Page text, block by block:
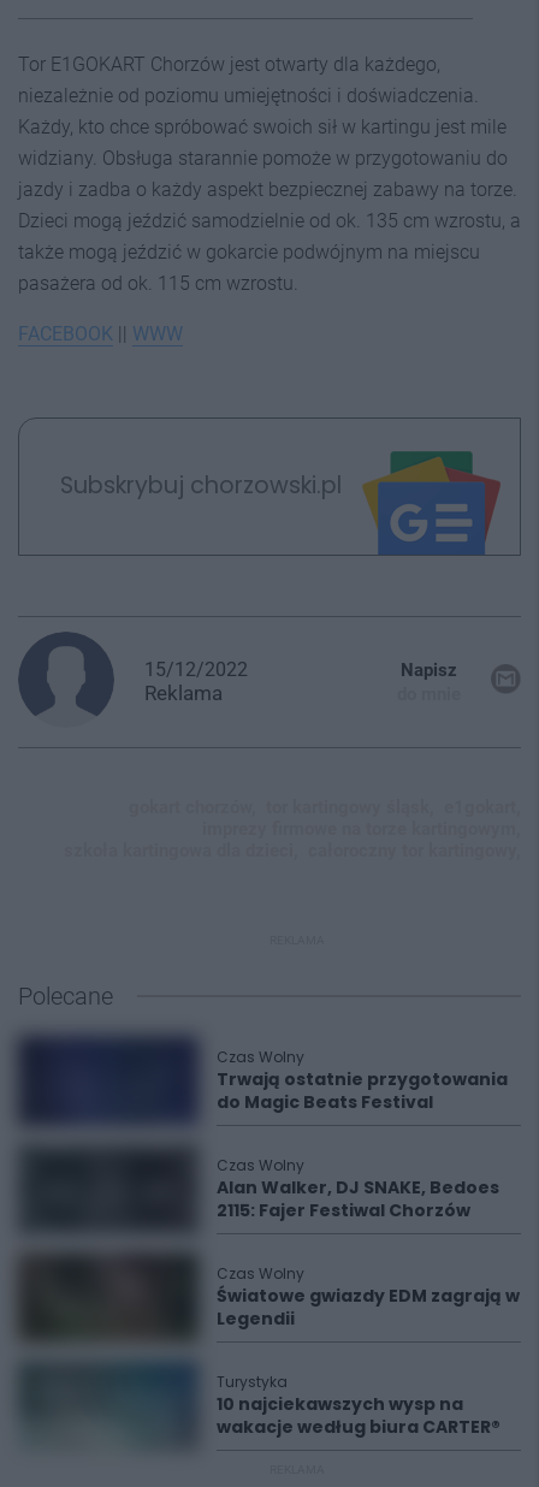
Tor E1GOKART Chorzów jest otwarty dla każdego,
niezależnie od poziomu umiejętności i doświadczenia.
Każdy, kto chce spróbować swoich sił w kartingu jest mile
widziany. Obsługa starannie pomoże w przygotowaniu do
jazdy i zadba o każdy aspekt bezpiecznej zabawy na torze.
Dzieci mogą jeździć samodzielnie od ok. 135 cm wzrostu, a
także mogą jeździć w gokarcie podwójnym na miejscu
pasażera od ok. 115 cm wzrostu.
FACEBOOK || WWW
Subskrybuj chorzowski.pl
15/12/2022
Reklama
Napisz
Polecane
Czas Wolny
Trwają ostatnie przygotowania
do Magic Beats Festival
Czas Wolny
Alan Walker, DJ SNAKE, Bedoes
2115: Fajer Festiwal Chorzów
Czas Wolny
Światowe gwiazdy EDM zagrają w
Legendii
Turystyka
10 najciekawszych wysp na
wakacje według biura CARTER®